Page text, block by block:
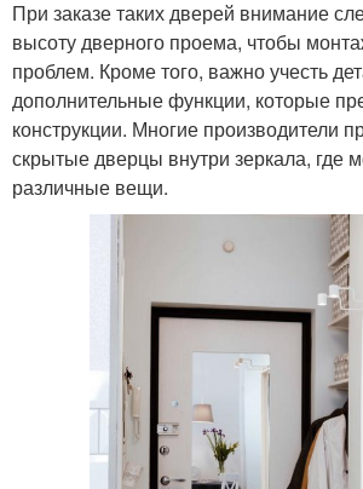
При заказе таких дверей внимание
высоту дверного проема, чтобы
проблем. Кроме того, важно учесть
дополнительные функции, которые
конструкции. Многие производители
скрытые дверцы внутри зеркала, где
различные вещи.